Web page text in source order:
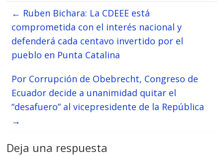
← Ruben Bichara: La CDEEE está
comprometida con el interés nacional y
defenderá cada centavo invertido por el
pueblo en Punta Catalina
Por Corrupción de Obebrecht, Congreso de
Ecuador decide a unanimidad quitar el
“desafuero” al vicepresidente de la República
→
Deja una respuesta